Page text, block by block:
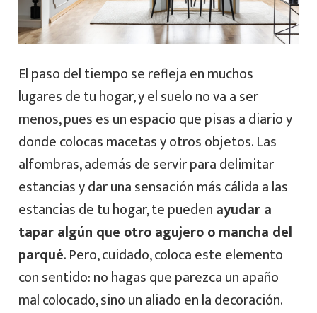
El paso del tiempo se refleja en muchos
lugares de tu hogar, y el suelo no va a ser
menos, pues es un espacio que pisas a diario y
donde colocas macetas y otros objetos. Las
alfombras, además de servir para delimitar
estancias y dar una sensación más cálida a las
estancias de tu hogar, te puedenayudar a
tapar algún que otro agujero o mancha del
parqué. Pero, cuidado, coloca este elemento
con sentido: no hagas que parezca un apaño
mal colocado, sino un aliado en la decoración.